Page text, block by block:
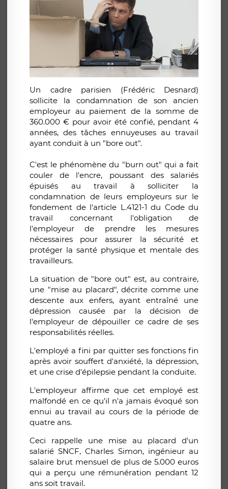
Un cadre parisien (Frédéric Desnard)
sollicite la condamnation de son ancien
employeur au paiement de la somme de
360.000 € pour avoir été confié, pendant 4
années, des tâches ennuyeuses au travail
ayant conduit à un "bore out".
C'est le phénomène du "burn out" qui a fait
couler de l'encre, poussant des salariés
épuisés au travail à solliciter la
condamnation de leurs employeurs sur le
fondement de l'article L.4121-1 du Code du
travail concernant l'obligation de
l'employeur de prendre les mesures
nécessaires pour assurer la sécurité et
protéger la santé physique et mentale des
travailleurs.
La situation de "bore out" est, au contraire,
une "mise au placard", décrite comme une
descente aux enfers, ayant entraîné une
dépressioncausée par la décision de
l'employeur de dépouiller ce cadre de ses
responsabilités réelles.
L'employé a fini par quitter ses fonctions fin
après avoir souffert d'anxiété, la dépression,
et une crise d'épilepsie pendant la conduite.
L'employeur affirme que cet employé est
malfondé en ce qu'il n'a jamais évoqué son
ennui au travail au cours de la période de
quatre ans.
Ceci rappelle une mise au placard d'un
salarié SNCF, Charles Simon, ingénieur au
salaire brut mensuel de plus de 5.000 euros
qui a perçu une rémunération pendant 12
ans soit travail.